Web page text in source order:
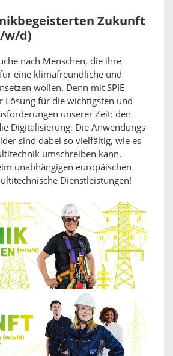
Zukunft
w/d)
nach Menschen, die ihre
eine klimafreundliche und
wollen. Denn mit SPIE
Lösung für die wichtigsten und
unserer Zeit: den
Digitalisierung. Die Anwendungs-
sind dabei so vielfältig, wie es
umschreiben kann.
unabhängigen europäischen
Dienstleistungen!